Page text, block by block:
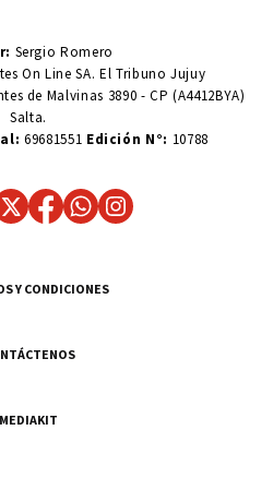
Sergio Romero
On Line SA. El Tribuno Jujuy
de Malvinas 3890 - CP (A4412BYA)
Salta.
69681551 Edición N°: 10788
Y CONDICIONES
MEDIAKIT